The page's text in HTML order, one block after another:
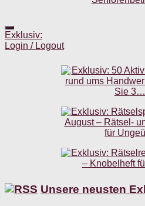
Exklusiv:
Login / Logout
Unsere neusten